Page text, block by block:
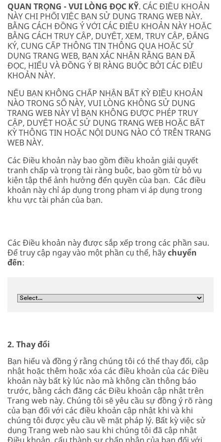
QUAN TRỌNG - VUI LÒNG ĐỌC KỸ. CÁC ĐIỀU KHOẢN
NÀY CHI PHỐI VIỆC BẠN SỬ DỤNG TRANG WEB NÀY.
BẰNG CÁCH ĐỒNG Ý VỚI CÁC ĐIỀU KHOẢN NÀY HOẶC
BẰNG CÁCH TRUY CẬP, DUYỆT, XEM, TRUY CẬP, ĐĂNG
KÝ, CUNG CẤP THÔNG TIN THÔNG QUA HOẶC SỬ
DỤNG TRANG WEB, BẠN XÁC NHẬN RẰNG BẠN ĐÃ
ĐỌC, HIỂU VÀ ĐỒNG Ý BỊ RÀNG BUỘC BỞI CÁC ĐIỀU
KHOẢN NÀY.
NẾU BẠN KHÔNG CHẤP NHẬN BẤT KỲ ĐIỀU KHOẢN
NÀO TRONG SỐ NÀY, VUI LÒNG KHÔNG SỬ DỤNG
TRANG WEB NÀY VÌ BẠN KHÔNG ĐƯỢC PHÉP TRUY
CẬP, DUYỆT HOẶC SỬ DỤNG TRANG WEB HOẶC BẤT
KỲ THÔNG TIN HOẶC NỘI DUNG NÀO CÓ TRÊN TRANG
WEB NÀY.
Các Điều khoản này bao gồm điều khoản giải quyết
tranh chấp và trọng tài ràng buộc, bao gồm từ bỏ vụ
kiện tập thể ảnh hưởng đến quyền của bạn. Các điều
khoản này chỉ áp dụng trong phạm vi áp dụng trong
khu vực tài phán của bạn.
Các Điều khoản này được sắp xếp trong các phần sau.
Để truy cập ngay vào một phần cụ thể, hãychuyển
đến:
2. Thay đổi
Bạn hiểu và đồng ý rằng chúng tôi có thể thay đổi, cập
nhật hoặc thêm hoặc xóa các điều khoản của các Điều
khoản này bất kỳ lúc nào mà không cần thông báo
trước, bằng cách đăng các Điều khoản cập nhật trên
Trang web này. Chúng tôi sẽ yêu cầu sự đồng ý rõ ràng
của bạn đối với các điều khoản cập nhật khi và khi
chúng tôi được yêu cầu về mặt pháp lý. Bất kỳ việc sử
dụng Trang web nào sau khi chúng tôi đã cập nhật